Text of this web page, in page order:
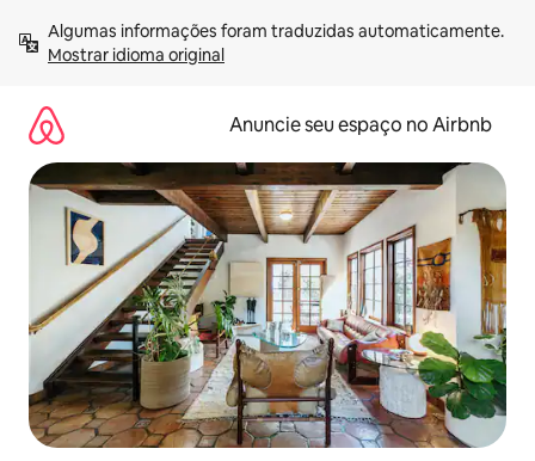
para
Mostrar idioma original
Anuncie seu espaço no Airbnb